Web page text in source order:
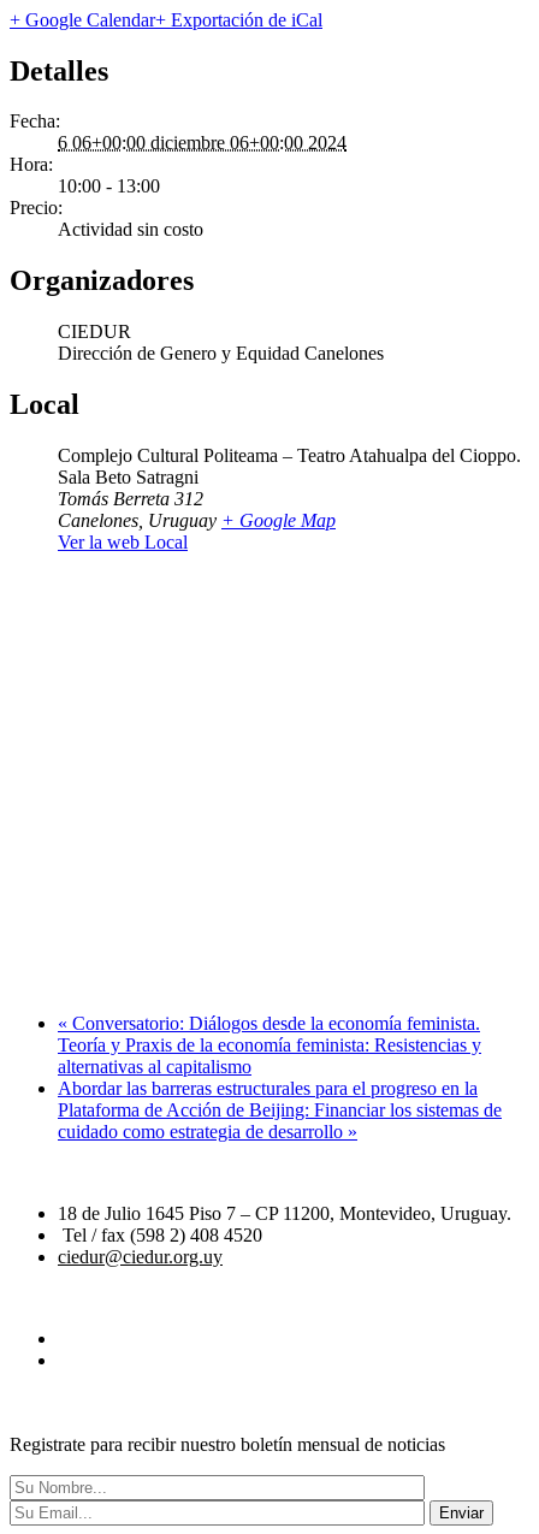
+ Google Calendar+ Exportación de iCal
Detalles
Fecha:
6 06+00:00 diciembre 06+00:00 2024
Hora:
10:00 - 13:00
Precio:
Actividad sin costo
Organizadores
CIEDUR
Dirección de Genero y Equidad Canelones
Local
Complejo Cultural Politeama – Teatro Atahualpa del Cioppo.
Sala Beto Satragni
Tomás Berreta 312
Canelones Uruguay + Google Map
Ver la web Local
« Conversatorio: Diálogos desde la economía feminista.
Teoría y Praxis de la economía feminista: Resistencias y
alternativas al capitalismo
Abordar las barreras estructurales para el progreso en la
Plataforma de Acción de Beijing: Financiar los sistemas de
cuidado como estrategia de desarrollo »
18 de Julio 1645 Piso 7 – CP 11200, Montevideo, Uruguay.
Tel / fax (598 2) 408 4520
ciedur@ciedur.org.uy
Registrate para recibir nuestro boletín mensual de noticias